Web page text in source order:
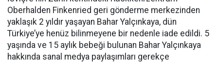
Oberhalden Finkenried geri gönderme merkezinden
yaklaşık 2 yıldır yaşayan Bahar Yalçınkaya, dün
Türkiye’ye henüz bilinmeyene bir nedenle iade edildi. 5
yaşında ve 15 aylık bebeği bulunan Bahar Yalçınkaya
hakkında sanal medya paylaşımları gerekçe